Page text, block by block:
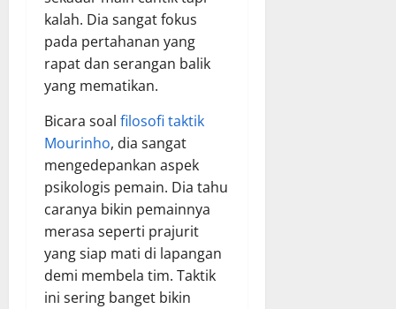
kalah. Dia sangat fokus
pada pertahanan yang
rapat dan serangan balik
yang mematikan.
Bicara soal filosofi taktik
Mourinho, dia sangat
mengedepankan aspek
psikologis pemain. Dia tahu
caranya bikin pemainnya
merasa seperti prajurit
yang siap mati di lapangan
demi membela tim. Taktik
ini sering banget bikin